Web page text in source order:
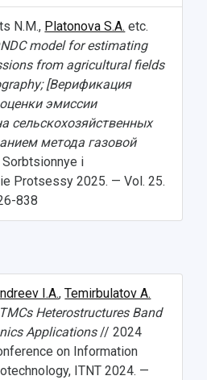
интеллекта
полигон
двигателей
кампус
организации
услуги
курсы
19
исследовательской
разработки
и грантов
"Молодой учёный"
университета
N.M., Platonova S.A. etc.
model for estimating
from agricultural fields
[Верификация
эмиссии
сельскохозяйственных
метода газовой
i
Protsessy 2025. — Vol. 25.
838
I.A.,Temirbulatov A.
Heterostructures Band
Applications// 2024
on Information
ITNT 2024. —